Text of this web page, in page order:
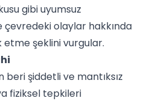
gibi uyumsuz
çevredeki olaylar hakkında
etme şeklini vurgular.
beri şiddetli ve mantıksız
fiziksel tepkileri